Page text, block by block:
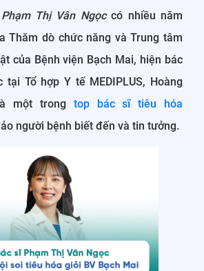
Thị Vân Ngọccó nhiều năm
Thăm dò chức năng và Trung tâm
của Bệnh viện Bạch Mai, hiện bác
Tổ hợp Y tế MEDIPLUS, Hoàng
một trong top bác sĩ tiêu hóa
người bệnh biết đến và tin tưởng.